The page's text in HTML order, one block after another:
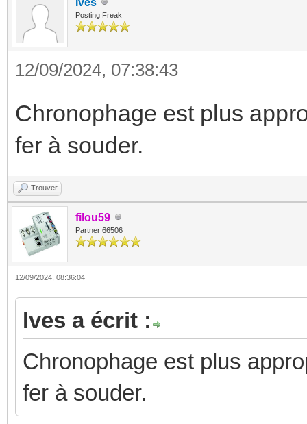
Posting Freak
12/09/2024, 07:38:43
Chronophage est plus
fer à souder.
Trouver
filou59
Partner 66506
12/09/2024, 08:36:04
Ives a écrit :
Chronophage est plus
fer à souder.